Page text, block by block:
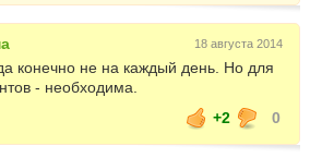
18 августа 2014
конечно не на каждый день. Но для
- необходима.
+2
0